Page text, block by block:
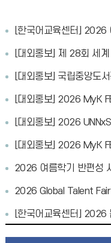
[한국어교육센터] 2026
[대외홍보] 제 28회 세
[대외홍보] 국립중앙도
[대외홍보] 2026 MyK
[대외홍보] 2026
[대외홍보] 2026 MyK
2026 여름학기 반편성
2026 Global Talent Fair
[한국어교육센터] 2026